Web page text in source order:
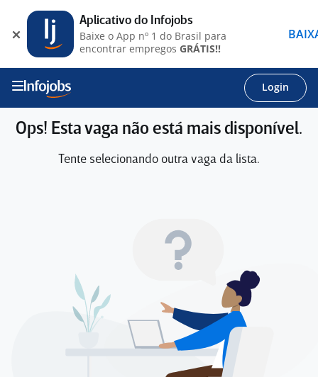
Login
Ops! Esta vaga não está mais disponível.
Tente selecionando outra vaga da lista.
Aplicativo do Infojobs
Baixe o App nº 1 do Brasil para
encontrar empregos GRÁTIS!!